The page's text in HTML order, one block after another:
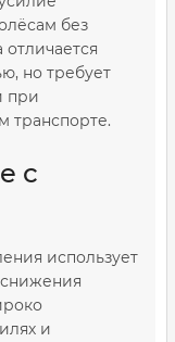
без
но требует
при
транспорте.
с
использует
и